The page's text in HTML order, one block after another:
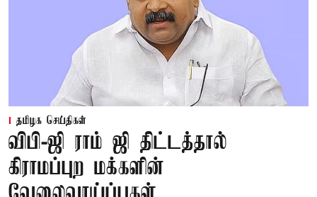
தமிழக செய்திகள்
விபி-ஜி ராம் ஜி திட்டத்தால்
கிராமப்புற மக்களின்